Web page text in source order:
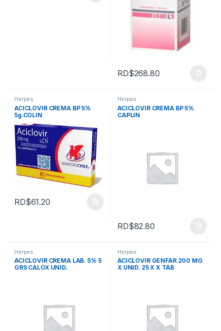
RD$268.80
Herpes
ACICLOVIR CREMA BP 5%
5g.COLIN
RD$61.20
Herpes
ACICLOVIR CREMA BP 5%
CAPLIN
RD$82.80
Herpes
ACICLOVIR CREMA LAB. 5% 5
GRS CALOX UNID.
Herpes
ACICLOVIR GENFAR 200 MG
X UNID. 25 X X TAB